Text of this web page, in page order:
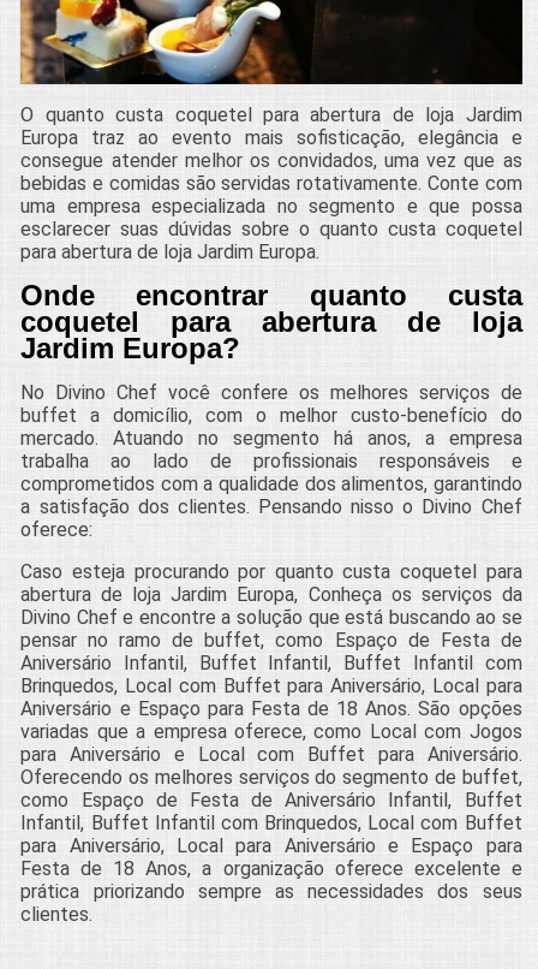
O quanto custa coquetel para abertura de loja Jardim
Europa traz ao evento mais sofisticação, elegância e
consegue atender melhor os convidados, uma vez que as
bebidas e comidas são servidas rotativamente. Conte com
uma empresa especializada no segmento e que possa
esclarecer suas dúvidas sobre o quanto custa coquetel
para abertura de loja Jardim Europa.
Onde encontrar quanto custa
coquetel para abertura de loja
Jardim Europa?
No Divino Chef você confere os melhores serviços de
buffet a domicílio, com o melhor custo-benefício do
mercado. Atuando no segmento há anos, a empresa
trabalha ao lado de profissionais responsáveis e
comprometidos com a qualidade dos alimentos, garantindo
a satisfação dos clientes. Pensando nisso o Divino Chef
oferece:
Caso esteja procurando por quanto custa coquetel para
abertura de loja Jardim Europa, Conheça os serviços da
Divino Chef e encontre a solução que está buscando ao se
pensar no ramo de buffet, como Espaço de Festa de
Aniversário Infantil, Buffet Infantil, Buffet Infantil com
Brinquedos, Local com Buffet para Aniversário, Local para
Aniversário e Espaço para Festa de 18 Anos. São opções
variadas que a empresa oferece, como Local com Jogos
para Aniversário e Local com Buffet para Aniversário.
Oferecendo os melhores serviços do segmento de buffet,
como Espaço de Festa de Aniversário Infantil, Buffet
Infantil, Buffet Infantil com Brinquedos, Local com Buffet
para Aniversário, Local para Aniversário e Espaço para
Festa de 18 Anos, a organização oferece excelente e
prática priorizando sempre as necessidades dos seus
clientes.